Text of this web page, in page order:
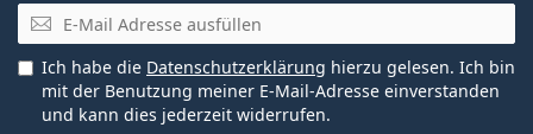
E-Mail
Ich habe die Datenschutzerklärung hierzu gelesen. Ich bin
mit der Benutzung meiner E-Mail-Adresse einverstanden
und kann dies jederzeit widerrufen.